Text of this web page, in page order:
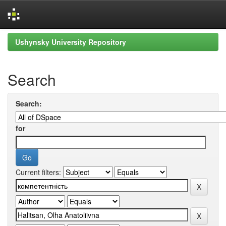
Skip
navigation
Ushynsky University Repository
Search
Search:
for
Current filters: